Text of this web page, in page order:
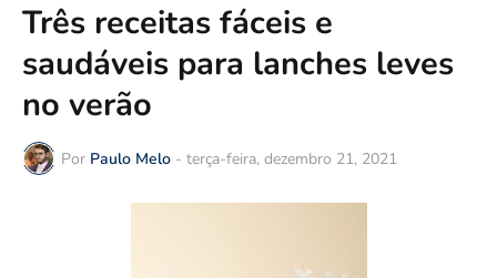
Três receitas fáceis e
saudáveis para lanches leves
no verão
Por Paulo Melo - terça-feira, dezembro 21, 2021